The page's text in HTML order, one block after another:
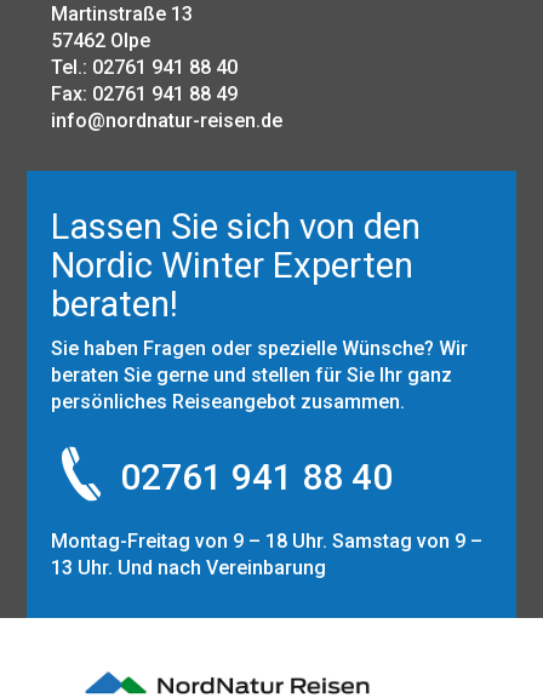
Martinstraße 13
57462 Olpe
Tel.: 02761 941 88 40
Fax: 02761 941 88 49
info@nordnatur-reisen.de
Lassen Sie sich von den
Nordic Winter Experten
beraten!
Sie haben Fragen oder spezielle Wünsche? Wir
beraten Sie gerne und stellen für Sie Ihr ganz
persönliches Reiseangebot zusammen.
02761 941 88 40
Montag-Freitag von 9 – 18 Uhr. Samstag von 9 –
13 Uhr. Und nach Vereinbarung